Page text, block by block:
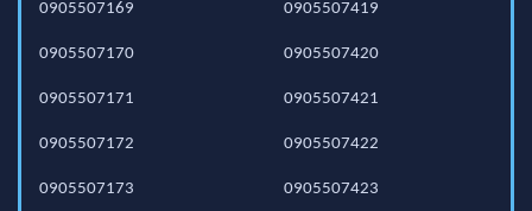
0905507169
0905507170
0905507171
0905507172
0905507173
0905507419
0905507420
0905507421
0905507422
0905507423